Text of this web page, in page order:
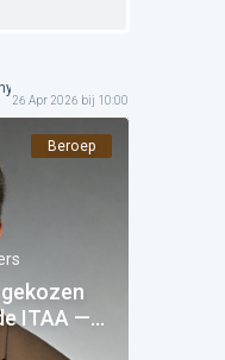
26 Apr 2026 bij 10:00
Beroep
ITAA —
Partners